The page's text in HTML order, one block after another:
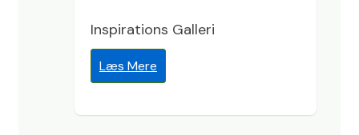
Inspirations Galleri
Læs Mere